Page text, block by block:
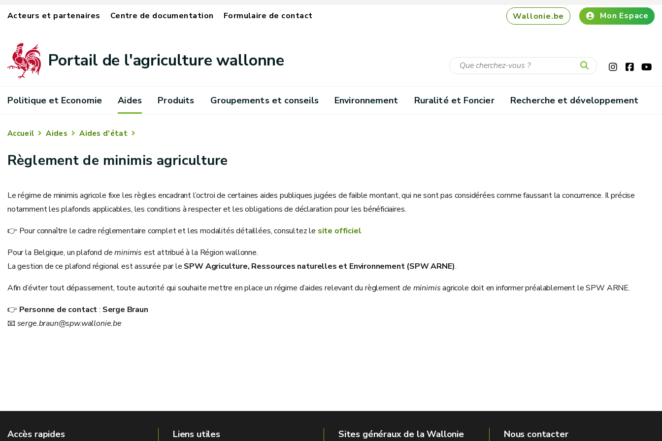
Acteurs et partenaires Centre de documentation Formulaire de contact Wallonie.be Mon Espace
Portail de l'agriculture wallonne
Politique et Economie Aides Produits Groupements et conseils Environnement Ruralité et Foncier Recherche et développement
Accueil Aides Aides d'état
Règlement de minimis agriculture
Le régime de minimis agricole fixe les règles encadrant l’octroi de certaines aides publiques jugées de faible montant, qui ne sont pas considérées comme faussant la concurrence. Il précise
notamment les plafonds applicables, les conditions à respecter et les obligations de déclaration pour les bénéficiaires.
👉 Pour connaître le cadre réglementaire complet et les modalités détaillées, consultez le site officiel
Pour la Belgique, un plafond de minimis est attribué à la Région wallonne.
La gestion de ce plafond régional est assurée par le SPW Agriculture, Ressources naturelles et Environnement (SPW ARNE).
Afin d’éviter tout dépassement, toute autorité qui souhaite mettre en place un régime d’aides relevant du règlementde minimisagricole doit en informer préalablement le SPW ARNE.
👉 Personne de contact: Serge Braun
📧 serge.braun@spw.wallonie.be
Accès rapides Liens utiles Sites généraux de la Wallonie Nous contacter